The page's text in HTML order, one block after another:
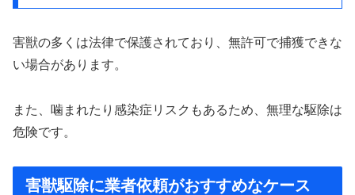
害獣の多くは法律で保護されており、無許可で捕獲できな
い場合があります。
また、噛まれたり感染症リスクもあるため、無理な駆除は
危険です。
害獣駆除に業者依頼がおすすめなケース